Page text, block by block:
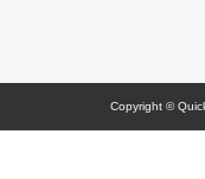
Copyright ©